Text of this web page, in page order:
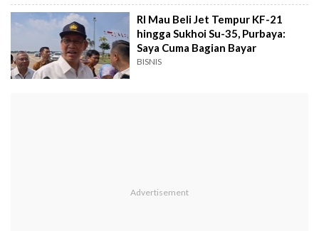
RI Mau Beli Jet Tempur KF-21
hingga Sukhoi Su-35, Purbaya:
Saya Cuma Bagian Bayar
BISNIS